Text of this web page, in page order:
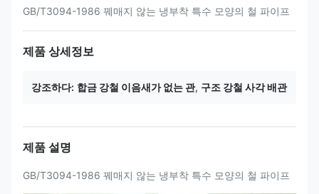
GB/T3094-1986 꿰매지 않는 냉부착 특수 모양의 철 파이프
제품 상세정보
강조하다: 합금 강철 이음새가 없는 관, 구조 강철 사각 배관
제품 설명
GB/T3094-1986 꿰매지 않는 냉부착 특수 모양의 철 파이프